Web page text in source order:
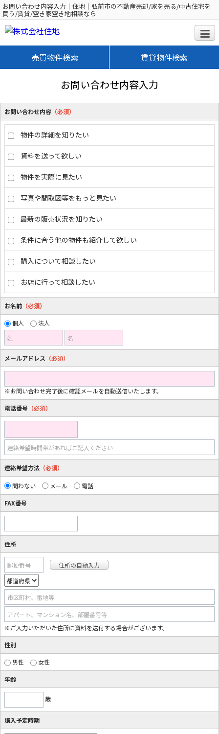
お問い合わせ内容入力｜住地｜弘前市の不動産売却/家を売る/中古住宅を
買う/賃貸/空き家空き地相談なら
売買物件検索 賃貸物件検索
お問い合わせ内容入力
お問い合わせ内容 （必須）
物件の詳細を知りたい
資料を送って欲しい
物件を実際に見たい
写真や間取図等をもっと見たい
最新の販売状況を知りたい
条件に合う他の物件も紹介して欲しい
購入について相談したい
お店に行って相談したい
お名前 （必須）
個人
法人
姓
名
メールアドレス （必須）
※お問い合わせ完了後に確認メールを自動送信いたします。
電話番号 （必須）
連絡希望時間帯があればご記入ください
連絡希望方法 （必須）
問わない メール 電話
FAX番号
住所
郵便番号
市区町村、番地等
アパート、マンション名、部屋番号等
※ご入力いただいた住所に資料を送付する場合がございます。
性別
男性 女性
年齢
歳
購入予定時期